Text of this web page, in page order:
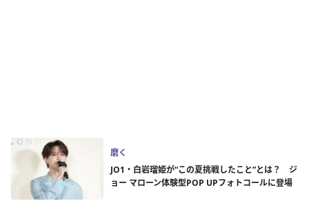
磨く
JO1・白岩瑠姫が“この夏挑戦したこと”とは？ ジ
ョー マローン体験型POP UPフォトコールに登場